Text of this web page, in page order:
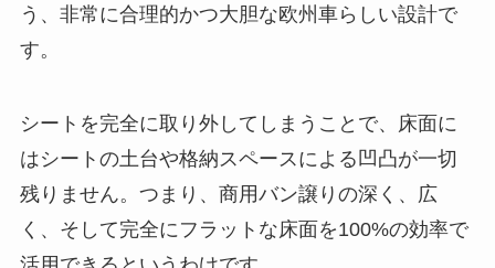
う、非常に合理的かつ大胆な欧州車らしい設計で
す。
シートを完全に取り外してしまうことで、床面に
はシートの土台や格納スペースによる凹凸が一切
残りません。つまり、商用バン譲りの深く、広
く、そして完全にフラットな床面を100%の効率で